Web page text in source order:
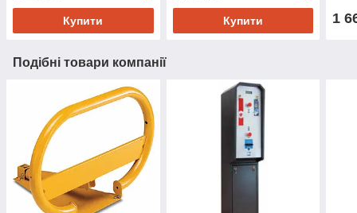
Купити Купити 1
Подібні товари компанії